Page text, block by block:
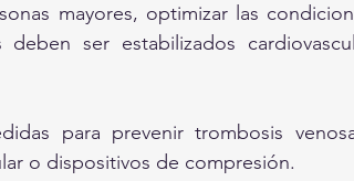
mayores, optimizar las
ser estabilizados
para prevenir trombosis
o dispositivos de compresión.